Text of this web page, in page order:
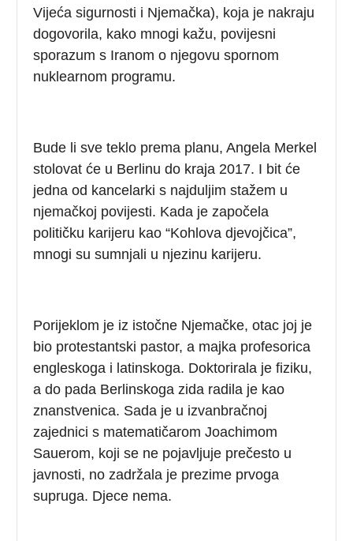
Vijeća sigurnosti i Njemačka), koja je nakraju
dogovorila, kako mnogi kažu, povijesni
sporazum s Iranom o njegovu spornom
nuklearnom programu.
Bude li sve teklo prema planu, Angela Merkel
stolovat će u Berlinu do kraja 2017. I bit će
jedna od kancelarki s najduljim stažem u
njemačkoj povijesti. Kada je započela
političku karijeru kao “Kohlova djevojčica”,
mnogi su sumnjali u njezinu karijeru.
Porijeklom je iz istočne Njemačke, otac joj je
bio protestantski pastor, a majka profesorica
engleskoga i latinskoga. Doktorirala je fiziku,
a do pada Berlinskoga zida radila je kao
znanstvenica. Sada je u izvanbračnoj
zajednici s matematičarom Joachimom
Sauerom, koji se ne pojavljuje prečesto u
javnosti, no zadržala je prezime prvoga
supruga. Djece nema.